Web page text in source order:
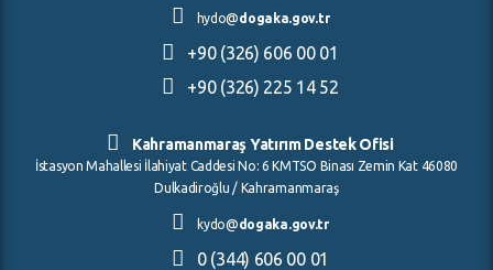
hydo@dogaka.gov.tr
+90 (326) 606 00 01
+90 (326) 225 14 52
Kahramanmaraş Yatırım Destek Ofisi
İstasyon Mahallesi İlahiyat Caddesi No: 6 KMTSO Binası Zemin Kat 46080
Dulkadiroğlu / Kahramanmaraş
kydo@dogaka.gov.tr
0 (344) 606 00 01